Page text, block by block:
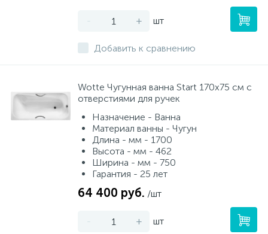
- + шт
Добавить к сравнению
Wotte Чугунная ванна Start 170x75 cм c
отверстиями для ручек
Назначение - Ванна
Материал ванны - Чугун
Длина - мм - 1700
Высота - мм - 462
Ширина - мм - 750
Гарантия - 25 лет
64 400 руб. /шт
- + шт